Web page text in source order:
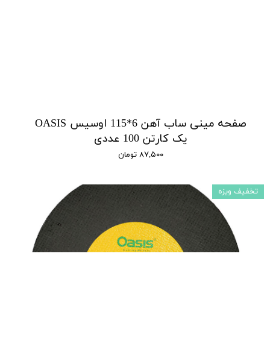
صفحه مینی ساب آهن 6*115 اوسیس OASIS
یک کارتن 100 عددی
۸۷,۵۰۰ تومان
تخفیف ویزه